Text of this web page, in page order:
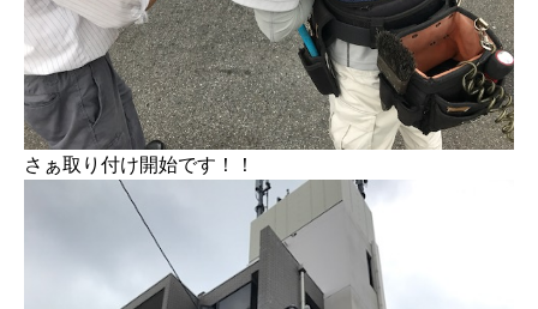
さぁ取り付け開始です！！